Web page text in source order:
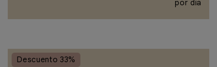
por día
Descuento 33%